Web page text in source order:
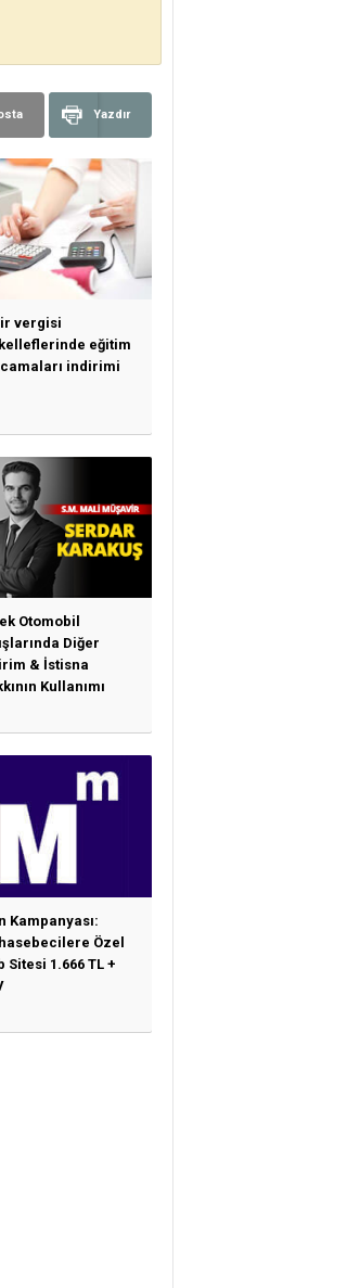
Yazdır
vergisi
eğitim
indirimi
Otomobil
Diğer
& İstisna
Kullanımı
Kampanyası:
Özel
Sitesi 1.666 TL +